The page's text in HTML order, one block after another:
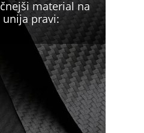
material na
unija pravi: